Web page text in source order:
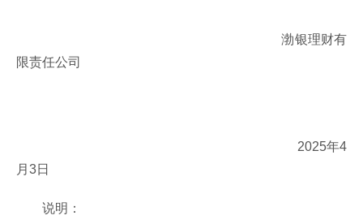
渤银理财有
限责任公司
2025年4
月3日
说明：